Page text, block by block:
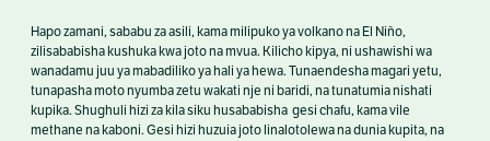
Hapo zamani, sababu za asili, kama milipuko ya volkano na El Niño,
zilisababisha kushuka kwa joto na mvua. Kilicho kipya, ni ushawishi wa
wanadamu juu ya mabadiliko ya hali ya hewa. Tunaendesha magari yetu,
tunapasha moto nyumba zetu wakati nje ni baridi, na tunatumia nishati
kupika. Shughuli hizi za kila siku husababisha gesi chafu, kama vile
methane na kaboni. Gesi hizi huzuia joto linalotolewa na dunia kupita, na